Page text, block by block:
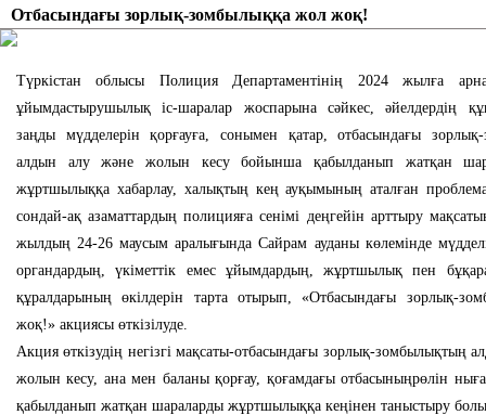
Жиноят ва жазо Акс-садо Таълим Сўранг-жавоб
Отбасындағы зорлық-зомбылыққа жол жоқ!
Түркістан облысы Полиция Департаментінің 2024 жылға
ұйымдастырушылық іс-шаралар жоспарына сәйкес, әйелдердің
заңды мүдделерін қорғауға, сонымен қатар, отбасындағы
алдын алу және жолын кесу бойынша қабылданып жатқан
жұртшылыққа хабарлау, халықтың кең ауқымының аталған
сондай-ақ азаматтардың полицияға сенімі деңгейін арттыру
жылдың 24-26 маусым аралығында Сайрам ауданы көлемінде
органдардың, үкіметтік емес ұйымдардың, жұртшылық пен
құралдарының өкілдерін тарта отырып, «Отбасындағы зорлық-
жоқ!» акциясы өткізілуде.
Акция өткізудің негізгі мақсаты-отбасындағы зорлық-зомбылықтың
жолын кесу, ана мен баланы қорғау, қоғамдағы отбасыныңрөлін
қабылданып жатқан шараларды жұртшылыққа кеңінен таныстыру